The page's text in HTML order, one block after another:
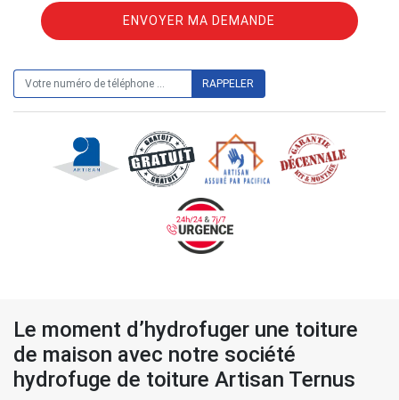
Le moment d’hydrofuger une toiture
de maison avec notre société
hydrofuge de toiture Artisan Ternus